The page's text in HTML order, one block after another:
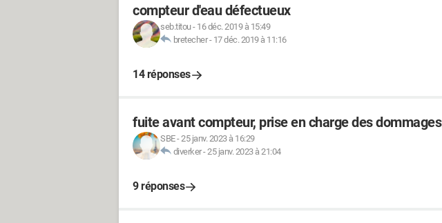
compteur d'eau défectueux
seb.titou- 16 déc. 2019 à 15:49
bretecher- 17 déc. 2019 à 11:16
14 réponses
fuite avant compteur, prise en charge des dommages
SBE-25 janv. 2023 à 16:29
diverker-25 janv. 2023 à 21:04
9 réponses